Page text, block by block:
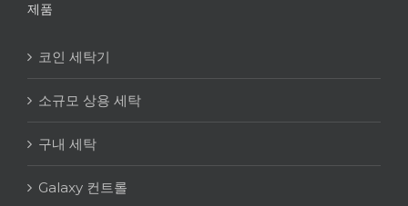
제품
코인 세탁기
소규모 상용 세탁
구내 세탁
Galaxy 컨트롤